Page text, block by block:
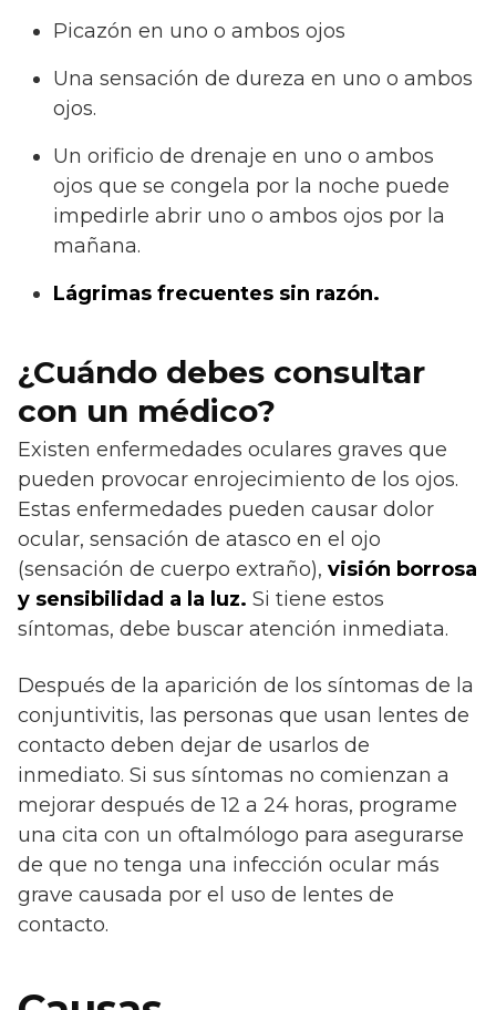
Picazón en uno o ambos ojos
Una sensación de dureza en uno o ambos
ojos.
Un orificio de drenaje en uno o ambos
ojos que se congela por la noche puede
impedirle abrir uno o ambos ojos por la
mañana.
Lágrimas frecuentes sin razón.
¿Cuándo debes consultar
con un médico?
Existen enfermedades oculares graves que
pueden provocar enrojecimiento de los ojos.
Estas enfermedades pueden causar dolor
ocular, sensación de atasco en el ojo
(sensación de cuerpo extraño), visión borrosa
y sensibilidad a la luz. Si tiene estos
síntomas, debe buscar atención inmediata.
Después de la aparición de los síntomas de la
conjuntivitis, las personas que usan lentes de
contacto deben dejar de usarlos de
inmediato. Si sus síntomas no comienzan a
mejorar después de 12 a 24 horas, programe
una cita con un oftalmólogo para asegurarse
de que no tenga una infección ocular más
grave causada por el uso de lentes de
contacto.